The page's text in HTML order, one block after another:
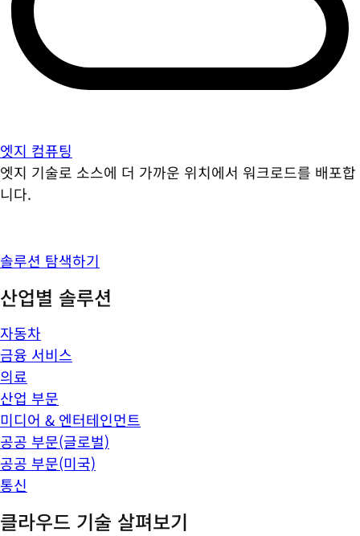
엣지 컴퓨팅
엣지 기술로 소스에 더 가까운 위치에서 워크로드를 배포합
니다.
솔루션 탐색하기
산업별 솔루션
자동차
금융 서비스
의료
산업 부문
미디어 & 엔터테인먼트
공공 부문(글로벌)
공공 부문(미국)
통신
클라우드 기술 살펴보기